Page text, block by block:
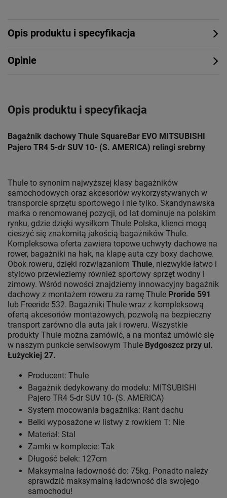
Opis produktu i specyfikacja
Opinie
Opis produktu i specyfikacja
Bagażnik dachowy Thule SquareBar EVO MITSUBISHI
Pajero TR4 5-dr SUV 10- (S. AMERICA) relingi srebrny
Thule to synonim najwyższej klasy bagażników
samochodowych oraz akcesoriów wykorzystywanych w
transporcie sprzętu sportowego i nie tylko. Skandynawska
marka o renomowanej pozycji, od lat dominuje na polskim
rynku, gdzie dzięki wysiłkom Thule Polska, klienci mogą
cieszyć się znakomitą jakością bagażników Thule.
Kompleksowa oferta zawiera topowe uchwyty dachowe na
rower, bagażniki na hak, na klapę auta czy boxy dachowe.
Obok roweru, dzięki rozwiązaniom Thule, niezwykle łatwo i
stylowo przewieziemy również sportowy sprzęt wodny i
zimowy. Wśród nowości znajdziemy innowacyjny bagażnik
dachowy z montażem roweru za ramę Thule Proride 591
lub Freeride 532. Bagażniki Thule wraz z kompleksową
ofertą akcesoriów montażowych, pozwolą na bezpieczny
transport zarówno dla auta jak i roweru. Wszystkie
produkty Thule można zamówić, a na montaż umówić się
w naszym punkcie serwisowym Thule Bydgoszcz przy ul.
Łużyckiej 27.
Producent: Thule
Bagażnik dedykowany do modelu: MITSUBISHI
Pajero TR4 5-dr SUV 10- (S. AMERICA)
System mocowania bagażnika: Rant dachu
Belki wyposażone w listwy z rowkiem T: Nie
Materiał: Stal
Zamki w komplecie: Tak
Długość belek: 127cm
Maksymalna ładowność do: 75kg. Ponadto należy
sprawdzić maksymalną ładowność dla swojego
samochodu!